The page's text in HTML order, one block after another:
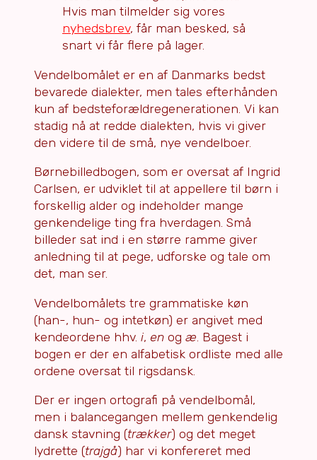
Hvis man tilmelder sig vores
nyhedsbrev, får man besked, så
snart vi får flere på lager.
Vendelbomålet er en af Danmarks bedst
bevarede dialekter, men tales efterhånden
kun af bedsteforældregenerationen. Vi kan
stadig nå at redde dialekten, hvis vi giver
den videre til de små, nye vendelboer.
Børnebilledbogen, som er oversat af Ingrid
Carlsen, er udviklet til at appellere til børn i
forskellig alder og indeholder mange
genkendelige ting fra hverdagen. Små
billeder sat ind i en større ramme giver
anledning til at pege, udforske og tale om
det, man ser.
Vendelbomålets tre grammatiske køn
(han-, hun- og intetkøn) er angivet med
kendeordene hhv. i, en og æ . Bagest i
bogen er der en alfabetisk ordliste med alle
ordene oversat til rigsdansk.
Der er ingen ortografi på vendelbomål,
men i balancegangen mellem genkendelig
dansk stavning (trækker) og det meget
lydrette (trajgå) har vi konfereret med